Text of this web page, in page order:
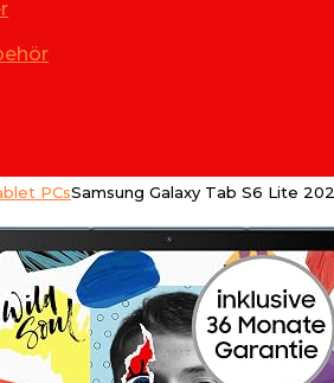
PCsSamsung Galaxy Tab S6 Lite